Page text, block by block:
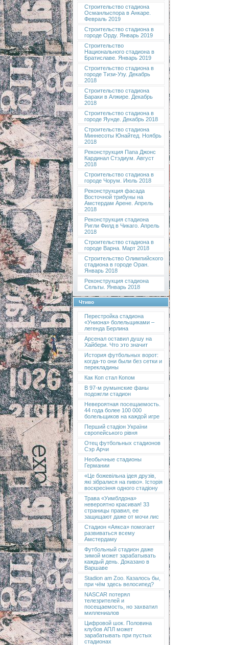
Строительство стадиона
Османлыспора в Анкаре.
Февраль 2019
Строительство стадиона в
городе Орду. Январь 2019
Строительство
Национального стадиона в
Братиславе. Январь 2019
Строительство стадиона в
городе Тизи-Узу. Декабрь
2018
Строительство стадиона
Бараки в Алжире. Декабрь
2018
Строительство стадиона в
городе Яунде. Декабрь 2018
Строительство стадиона
Миннесоты Юнайтед. Ноябрь
2018
Реконструкция Папа Джонс
Кардинал Стэдиум. Август
2018
Строительство стадиона в
городе Чорум. Июль 2018
Реконструкция фасада
Восточной трибуны на
Амстердам Арене. Апрель
2018
Реконструкция стадиона
Ригли Филд в Чикаго. Апрель
2018
Строительство стадиона в
городе Варна. Март 2018
Строительство Олимпийского
стадиона в городе Оран.
Январь 2018
Реконструкция стадиона
Сельты. Январь 2018
Чтиво
Перестройка стадиона
«Униона» болельщиками –
легенда Берлина
Арсенал оставил душу на
Хайбери. Что это значит
История футбольных ворот:
когда-то они были без сетки и
перекладины
Как Коп стал Копом
В 97-м румынские фаны
подожгли стадион
Невероятная посещаемость.
44 года более 100 000
болельщиков на каждой игре
Перший стадіон України
європейського рівня
Отец футбольных стадионов
Сэр Арчи
Необычные стадионы
Германии
«Це божевільна ідея друзів,
які зібралися на пиво». Історія
воскресіння одного стадіону
Трава «Уимблдона»
невероятно красивая! 33
страницы правил, ее
защищают даже от мочи лис
Стадион «Аякса» помогает
развиваться всему
Амстердаму
Футбольный стадион даже
зимой может зарабатывать
каждый день. Доказано в
Варшаве
Stadion am Zoo. Казалось бы,
при чём здесь велосипед?
NASCAR потерял
телезрителей и
посещаемость, но захватил
миллениалов
Цифровой шок. Половина
клубов АПЛ может
зарабатывать при пустых
стадионах